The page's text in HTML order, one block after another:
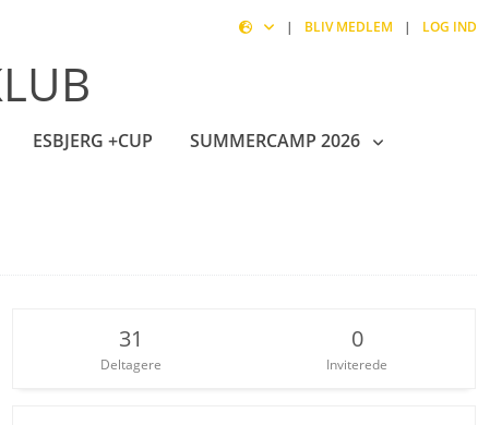
| BLIV MEDLEM | LOG IND
ESBJERG +CUP SUMMERCAMP 2026
31
Deltagere
0
Inviterede